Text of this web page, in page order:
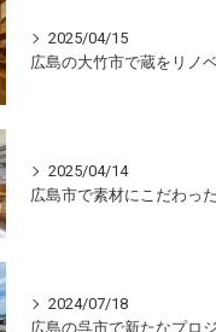
2025/04/15
2025/04/14
2024/07/18
広島の呉市で新たなプロ